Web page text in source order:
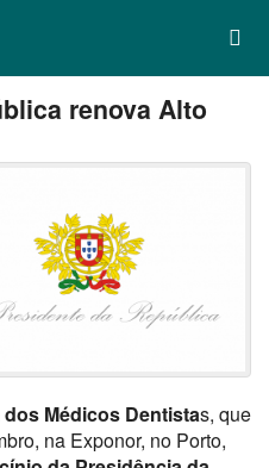
renova Alto
dos Médicos Dentistas, que
na Exponor, no Porto,